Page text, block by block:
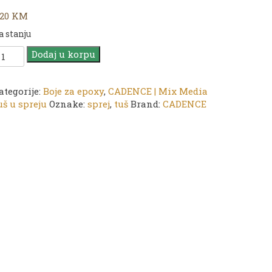
KM
stanju
Dodaj u korpu
Boje za epoxy, CADENCE | Mix Media
u spreju Oznake: sprej, tuš Brand: CADENCE